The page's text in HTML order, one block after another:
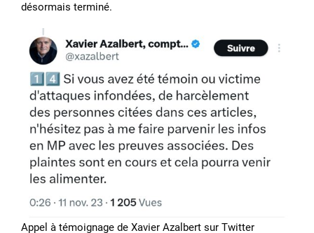
désormais terminé.
Appel à témoignage de Xavier Azalbert sur Twitter